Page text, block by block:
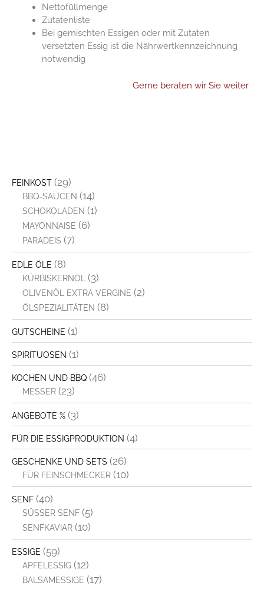
Nettofüllmenge
Zutatenliste
Bei gemischten Essigen oder mit Zutaten
versetzten Essig ist die Nährwertkennzeichnung
notwendig
Gerne beraten wir Sie weiter
FEINKOST (29)
BBQ-SAUCEN (14)
SCHOKOLADEN (1)
MAYONNAISE (6)
PARADEIS (7)
EDLE ÖLE (8)
KÜRBISKERNÖL (3)
OLIVENÖL EXTRA VERGINE (2)
ÖLSPEZIALITÄTEN (8)
GUTSCHEINE (1)
SPIRITUOSEN (1)
KOCHEN UND BBQ (46)
MESSER (23)
ANGEBOTE % (3)
FÜR DIE ESSIGPRODUKTION (4)
GESCHENKE UND SETS (26)
FÜR FEINSCHMECKER (10)
SENF (40)
SÜSSER SENF (5)
SENFKAVIAR (10)
ESSIGE (59)
APFELESSIG (12)
BALSAMESSIGE (17)